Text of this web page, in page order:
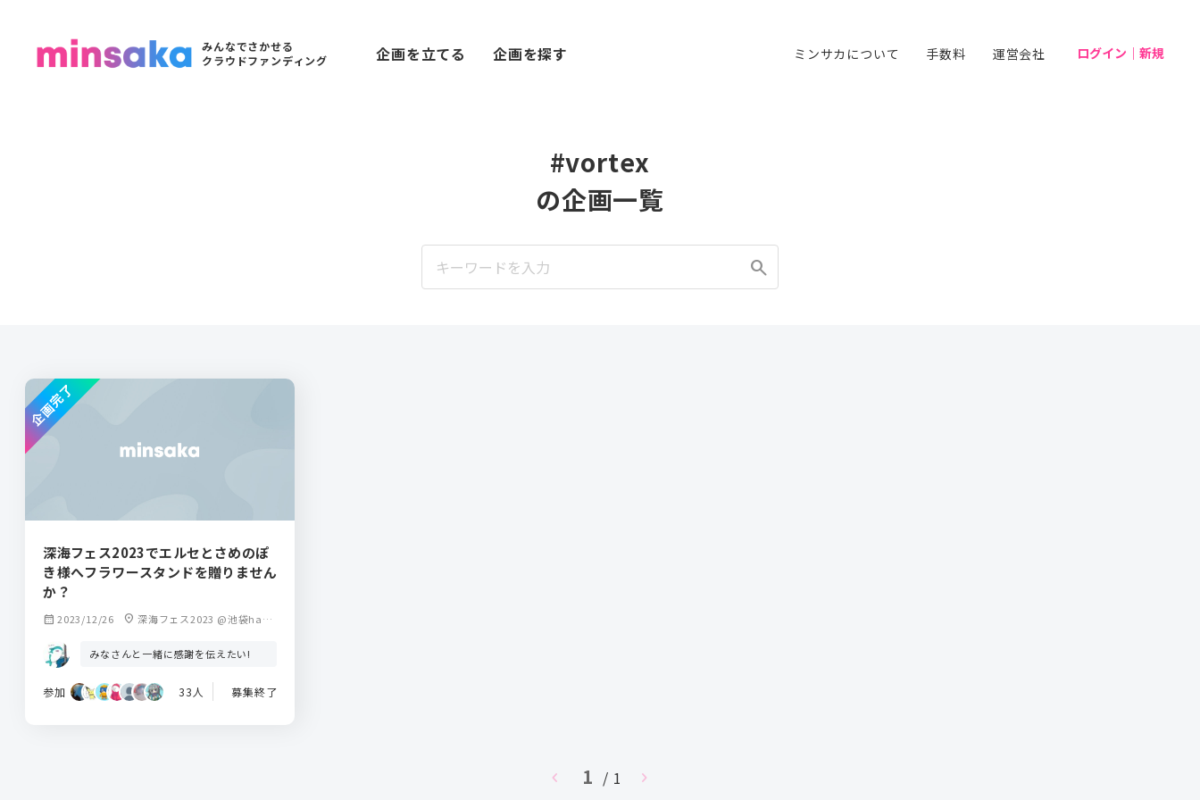
みんなでさかせる
クラウドファンディング
企画を立てる 企画を探す ミンサカについて 手数料 運営会社 ログイン｜新規
#vortex
の企画一覧
search
深海フェス2023でエルセとさめのぽ
き様へフラワースタンドを贈りません
か？
calendar_month 2023/12/26 location_on 深海フェス2023 @池袋hare
みなさんと一緒に感謝を伝えたい!
参加 33人 募集終了
企画完了
chevron_left 1 / 1 chevron_right